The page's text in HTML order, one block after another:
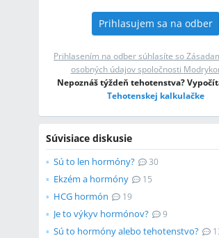
Prihlasujem sa na odber
Prihlasením na odber súhlasíte so
osobných údajov spoločnosti
Nepoznáš týždeň tehotenstva?
Tehotenskej kalkulačke
Súvisiace diskusie
Sú to len hormóny? 30
Ekzém a hormóny 15
HCG hormón 19
Je to výkyv hormónov? 9
Sú to hormóny alebo tehotenstvo?